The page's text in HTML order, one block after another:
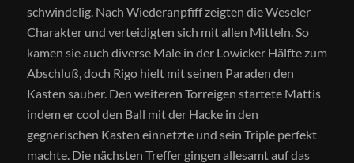
schwindelig. Nach Wiederanpfiff zeigten die Weseler
Charakter und verteidigten sich mit allen Mitteln. So
kamen sie auch diverse Male in der Lowicker Hälfte zum
Abschluß, doch Rigo hielt mit seinen Paraden den
Kasten sauber. Den weiteren Torreigen startete Mattis
indem er cool den Ball mit der Hacke in den
gegnerischen Kasten einnetzte und sein Triple perfekt
machte. Die nächsten Treffer gingen allesamt auf das